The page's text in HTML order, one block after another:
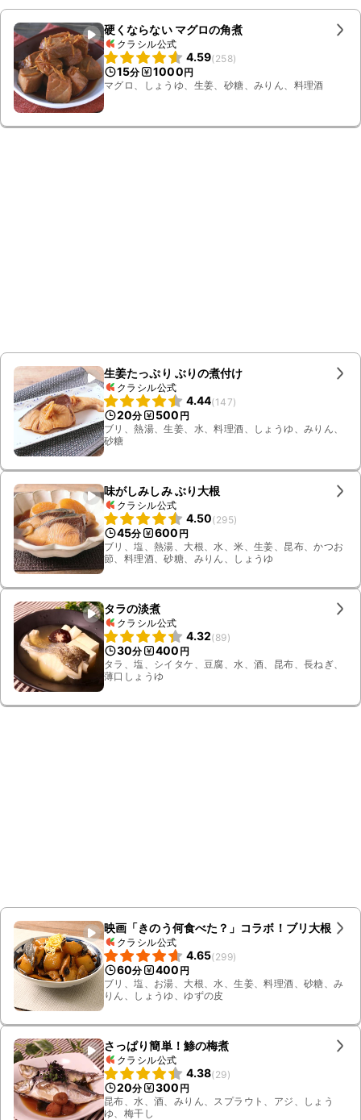
硬くならない マグロの角煮
クラシル公式
4.59(258)
15分 1000円
マグロ、しょうゆ、生姜、砂糖、みりん、料理酒
生姜たっぷり ぶりの煮付け
クラシル公式
4.44(147)
20分 500 円
ブリ、熱湯、生姜、水、料理酒、しょうゆ、みりん、
砂糖
味がしみしみ ぶり大根
クラシル公式
4.50(295)
45分 600 円
ブリ、塩、熱湯、大根、水、米、生姜、昆布、かつお
節、料理酒、砂糖、みりん、しょうゆ
タラの淡煮
クラシル公式
4.32(89)
30分 400 円
タラ、塩、シイタケ、豆腐、水、酒、昆布、長ねぎ、
薄口しょうゆ
映画「きのう何食べた？」コラボ！ブリ大根
クラシル公式
4.65(299)
60分 400 円
ブリ、塩、お湯、大根、水、生姜、料理酒、砂糖、み
りん、しょうゆ、ゆずの皮
さっぱり簡単！鯵の梅煮
クラシル公式
4.38(29)
20分 300 円
昆布、水、酒、みりん、スプラウト、アジ、しょう
ゆ、梅干し